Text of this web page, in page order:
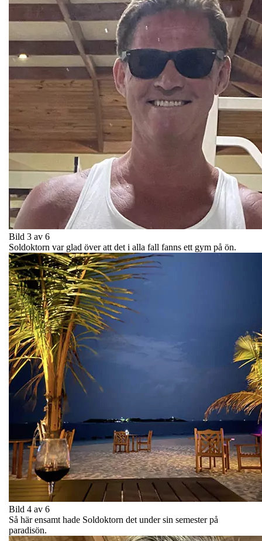
Bild 3 av 6
Soldoktorn var glad över att det i alla fall fanns ett gym på ön.
Bild 4 av 6
Så här ensamt hade Soldoktorn det under sin semester på
paradisön.